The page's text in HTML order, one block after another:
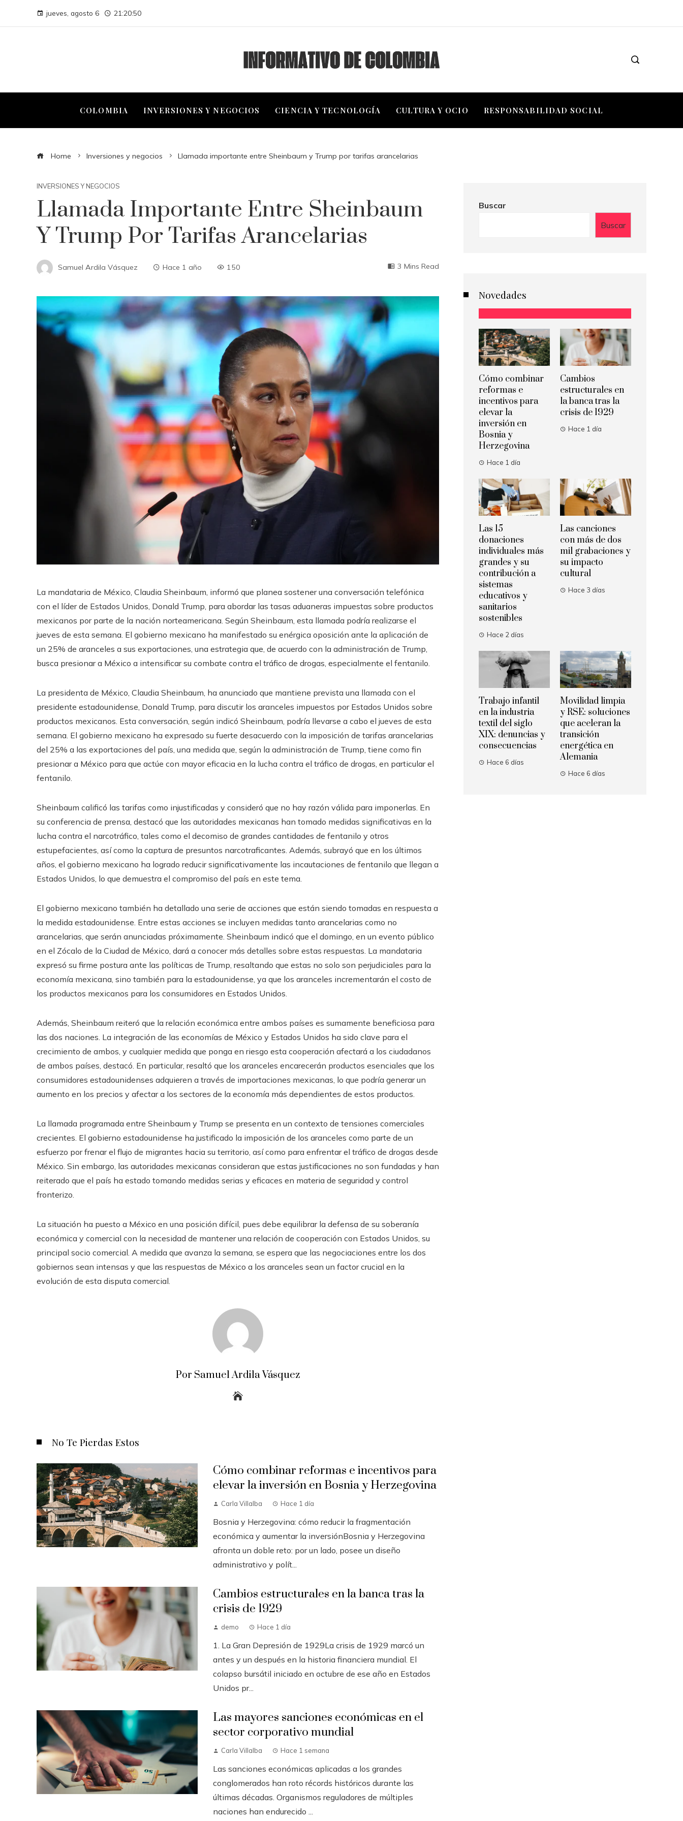
jueves, agosto 6 21:20:51
COLOMBIA INVERSIONES Y NEGOCIOS CIENCIA Y TECNOLOGÍA CULTURA Y OCIO RESPONSABILIDAD SOCIAL
Home Inversiones y negocios Llamada importante entre Sheinbaum y Trump por tarifas arancelarias
INVERSIONES Y NEGOCIOS
Llamada Importante Entre Sheinbaum
Y Trump Por Tarifas Arancelarias
Samuel Ardila Vásquez Hace 1 año 150 3 Mins Read
La mandataria de México, Claudia Sheinbaum, informó que planea sostener una conversación telefónica
con el líder de Estados Unidos, Donald Trump, para abordar las tasas aduaneras impuestas sobre productos
mexicanos por parte de la nación norteamericana. Según Sheinbaum, esta llamada podría realizarse el
jueves de esta semana. El gobierno mexicano ha manifestado su enérgica oposición ante la aplicación de
un 25% de aranceles a sus exportaciones, una estrategia que, de acuerdo con la administración de Trump,
busca presionar a México a intensificar su combate contra el tráfico de drogas, especialmente el fentanilo.
La presidenta de México, Claudia Sheinbaum, ha anunciado que mantiene prevista una llamada con el
presidente estadounidense, Donald Trump, para discutir los aranceles impuestos por Estados Unidos sobre
productos mexicanos. Esta conversación, según indicó Sheinbaum, podría llevarse a cabo el jueves de esta
semana. El gobierno mexicano ha expresado su fuerte desacuerdo con la imposición de tarifas arancelarias
del 25% a las exportaciones del país, una medida que, según la administración de Trump, tiene como fin
presionar a México para que actúe con mayor eficacia en la lucha contra el tráfico de drogas, en particular el
fentanilo.
Sheinbaum calificó las tarifas como injustificadas y consideró que no hay razón válida para imponerlas. En
su conferencia de prensa, destacó que las autoridades mexicanas han tomado medidas significativas en la
lucha contra el narcotráfico, tales como el decomiso de grandes cantidades de fentanilo y otros
estupefacientes, así como la captura de presuntos narcotraficantes. Además, subrayó que en los últimos
años, el gobierno mexicano ha logrado reducir significativamente las incautaciones de fentanilo que llegan a
Estados Unidos, lo que demuestra el compromiso del país en este tema.
El gobierno mexicano también ha detallado una serie de acciones que están siendo tomadas en respuesta a
la medida estadounidense. Entre estas acciones se incluyen medidas tanto arancelarias como no
arancelarias, que serán anunciadas próximamente. Sheinbaum indicó que el domingo, en un evento público
en el Zócalo de la Ciudad de México, dará a conocer más detalles sobre estas respuestas. La mandataria
expresó su firme postura ante las políticas de Trump, resaltando que estas no solo son perjudiciales para la
economía mexicana, sino también para la estadounidense, ya que los aranceles incrementarán el costo de
los productos mexicanos para los consumidores en Estados Unidos.
Además, Sheinbaum reiteró que la relación económica entre ambos países es sumamente beneficiosa para
las dos naciones. La integración de las economías de México y Estados Unidos ha sido clave para el
crecimiento de ambos, y cualquier medida que ponga en riesgo esta cooperación afectará a los ciudadanos
de ambos países, destacó. En particular, resaltó que los aranceles encarecerán productos esenciales que los
consumidores estadounidenses adquieren a través de importaciones mexicanas, lo que podría generar un
aumento en los precios y afectar a los sectores de la economía más dependientes de estos productos.
La llamada programada entre Sheinbaum y Trump se presenta en un contexto de tensiones comerciales
crecientes. El gobierno estadounidense ha justificado la imposición de los aranceles como parte de un
esfuerzo por frenar el flujo de migrantes hacia su territorio, así como para enfrentar el tráfico de drogas desde
México. Sin embargo, las autoridades mexicanas consideran que estas justificaciones no son fundadas y han
reiterado que el país ha estado tomando medidas serias y eficaces en materia de seguridad y control
fronterizo.
La situación ha puesto a México en una posición difícil, pues debe equilibrar la defensa de su soberanía
económica y comercial con la necesidad de mantener una relación de cooperación con Estados Unidos, su
principal socio comercial. A medida que avanza la semana, se espera que las negociaciones entre los dos
gobiernos sean intensas y que las respuestas de México a los aranceles sean un factor crucial en la
evolución de esta disputa comercial.
Por Samuel Ardila Vásquez
No Te Pierdas Estos
Cómo combinar reformas e incentivos para
elevar la inversión en Bosnia y Herzegovina
Carla Villalba Hace 1 día
Bosnia y Herzegovina: cómo reducir la fragmentación
económica y aumentar la inversiónBosnia y Herzegovina
afronta un doble reto: por un lado, posee un diseño
administrativo y polít...
Cambios estructurales en la banca tras la
crisis de 1929
demo Hace 1 día
1. La Gran Depresión de 1929La crisis de 1929 marcó un
antes y un después en la historia financiera mundial. El
colapso bursátil iniciado en octubre de ese año en Estados
Unidos pr...
Las mayores sanciones económicas en el
sector corporativo mundial
Carla Villalba Hace 1 semana
Las sanciones económicas aplicadas a los grandes
conglomerados han roto récords históricos durante las
últimas décadas. Organismos reguladores de múltiples
naciones han endurecido ...
Buscar
Buscar
Novedades
Cómo combinar
reformas e
incentivos para
elevar la
inversión en
Bosnia y
Herzegovina
Hace 1 día
Cambios
estructurales en
la banca tras la
crisis de 1929
Hace 1 día
Las 15
donaciones
individuales más
grandes y su
contribución a
sistemas
educativos y
sanitarios
sostenibles
Hace 2 días
Las canciones
con más de dos
mil grabaciones y
su impacto
cultural
Hace 3 días
Trabajo infantil
en la industria
textil del siglo
XIX: denuncias y
consecuencias
Hace 6 días
Movilidad limpia
y RSE: soluciones
que aceleran la
transición
energética en
Alemania
Hace 6 días